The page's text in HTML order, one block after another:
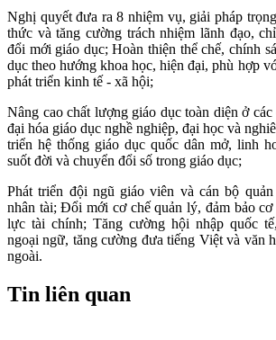
Nghị quyết đưa ra 8 nhiệm vụ, giải pháp
thức và tăng cường trách nhiệm lãnh đạo,
đổi mới giáo dục; Hoàn thiện thể chế, chính
dục theo hướng khoa học, hiện đại, phù hợp
phát triển kinh tế - xã hội;
Nâng cao chất lượng giáo dục toàn diện ở
đại hóa giáo dục nghề nghiệp, đại học và
triển hệ thống giáo dục quốc dân mở, linh
suốt đời và chuyển đổi số trong giáo dục;
Phát triển đội ngũ giáo viên và cán bộ
nhân tài; Đổi mới cơ chế quản lý, đảm bảo cơ
lực tài chính; Tăng cường hội nhập quốc
ngoại ngữ, tăng cường đưa tiếng Việt và văn
ngoài.
Tin liên quan